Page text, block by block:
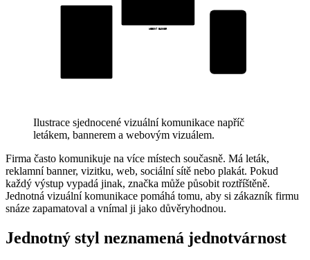
WEBOVÝ BANNER
Ilustrace sjednocené vizuální komunikace napříč
letákem, bannerem a webovým vizuálem.
Firma často komunikuje na více místech současně. Má leták,
reklamní banner, vizitku, web, sociální sítě nebo plakát. Pokud
každý výstup vypadá jinak, značka může působit roztříštěně.
Jednotná vizuální komunikace pomáhá tomu, aby si zákazník firmu
snáze zapamatoval a vnímal ji jako důvěryhodnou.
Jednotný styl neznamená jednotvárnost